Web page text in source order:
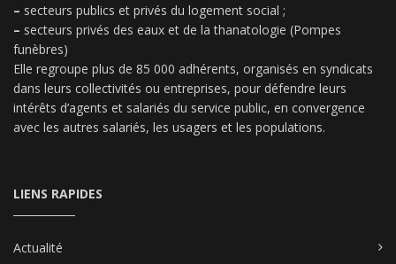
– secteurs publics et privés du logement social ;
– secteurs privés des eaux et de la thanatologie (Pompes
funèbres)
Elle regroupe plus de 85 000 adhérents, organisés en syndicats
dans leurs collectivités ou entreprises, pour défendre leurs
intérêts d’agents et salariés du service public, en convergence
avec les autres salariés, les usagers et les populations.
LIENS RAPIDES
Actualité